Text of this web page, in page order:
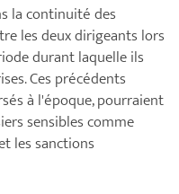
la continuité des
les deux dirigeants lors
durant laquelle ils
Ces précédents
à l'époque, pourraient
sensibles comme
les sanctions